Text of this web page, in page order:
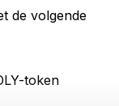
de volgende
token